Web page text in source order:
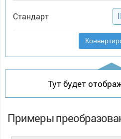
Стандарт
Тут будет
Примеры